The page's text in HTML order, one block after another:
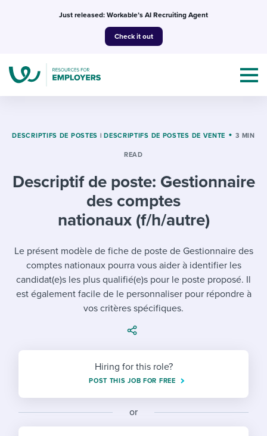
Just released: Workable’s AI Recruiting Agent
Check it out
I NEED HELP WITH...
Mobilizing AI in my work
Evaluating candidates
Working together with others
Maintaining hiring pipelines
Developing & retaining people
Ensuring compliance
Templates & Guides
I WANT...
Job description templates
Interview question templates
Policy templates
Onboarding checklists
Step-by-step tutorials
HR terms
I’m a jobseeker
I WANT TO LEARN ABOUT...
Applying for a job
Interview process
Pay & benefits
Career development
Modern working life
Overall career resources
Attend webinars & events
Workable customer stories
Explore Workable
Start a free trial
DESCRIPTIFS DE POSTES | DESCRIPTIFS DE POSTES DE VENTE 3 MIN
READ
Descriptif de poste: Gestionnaire
des comptes
nationaux (f/h/autre)
Le présent modèle de fiche de poste de Gestionnaire des
comptes nationaux pourra vous aider à identifier les
candidat(e)s les plus qualifié(e)s pour le poste proposé. Il
est également facile de le personnaliser pour répondre à
vos critères spécifiques.
Hiring for this role?
POST THIS JOB FOR FREE
or